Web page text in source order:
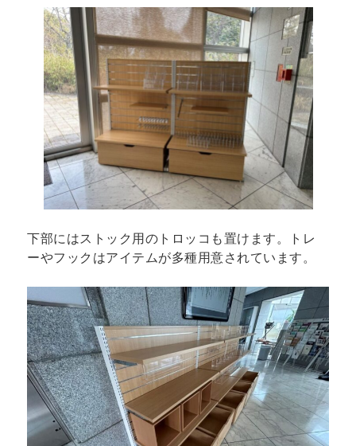
下部にはストック用のトロッコも置けます。トレ
ーやフックはアイテムが多種用意されています。